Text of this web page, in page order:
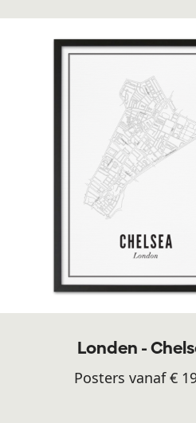
Londen -
Posters vanaf €